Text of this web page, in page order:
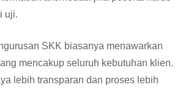
uji.
SKK biasanya menawarkan
mencakup seluruh kebutuhan klien.
lebih transparan dan proses lebih